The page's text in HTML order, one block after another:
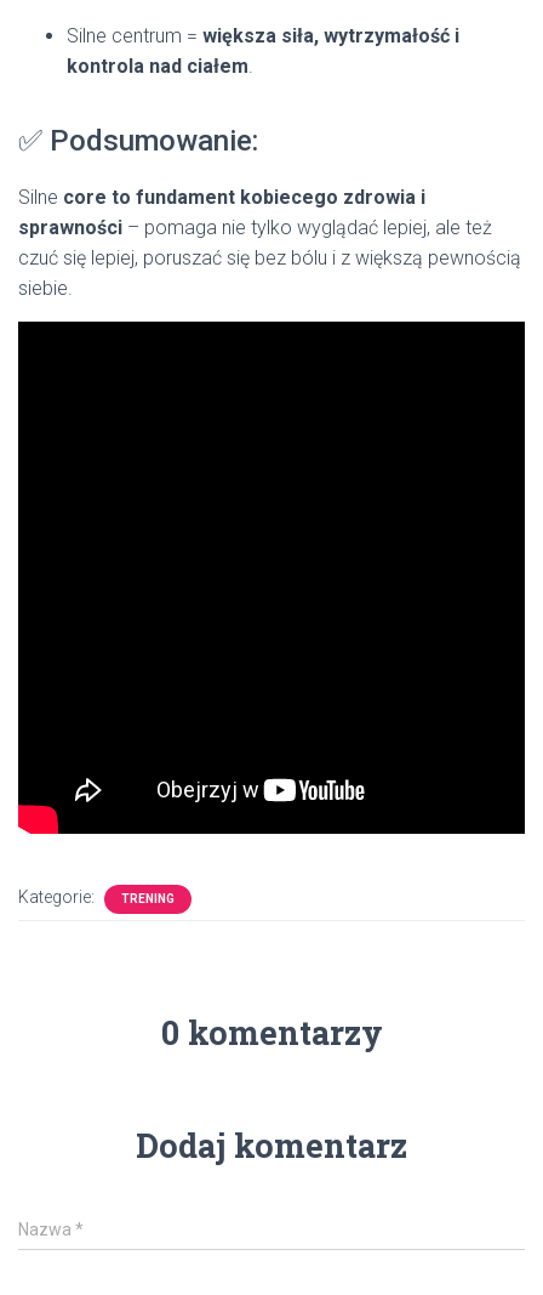
Silne centrum = większa siła, wytrzymałość i
kontrola nad ciałem.
✅ Podsumowanie:
Silne core to fundament kobiecego zdrowia i
sprawności – pomaga nie tylko wyglądać lepiej, ale też
czuć się lepiej, poruszać się bez bólu i z większą pewnością
siebie.
Kategorie: TRENING
0 komentarzy
Dodaj komentarz
Nazwa *